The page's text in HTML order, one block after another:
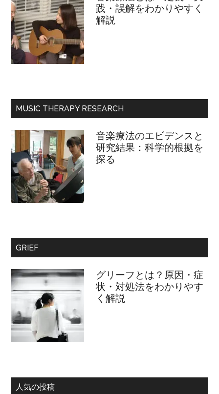
践・誤解をわかりやすく
解説
MUSIC THERAPY RESEARCH
音楽療法のエビデンスと
研究結果：科学的根拠を
探る
GRIEF
グリーフとは？原因・症
状・対処法をわかりやす
く解説
人気の投稿